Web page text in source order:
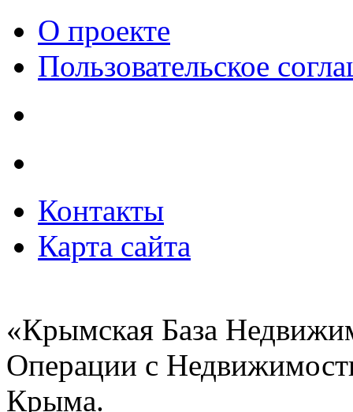
О проекте
Пользовательское
Контакты
Карта сайта
«Крымская База
Операции с
Крыма.